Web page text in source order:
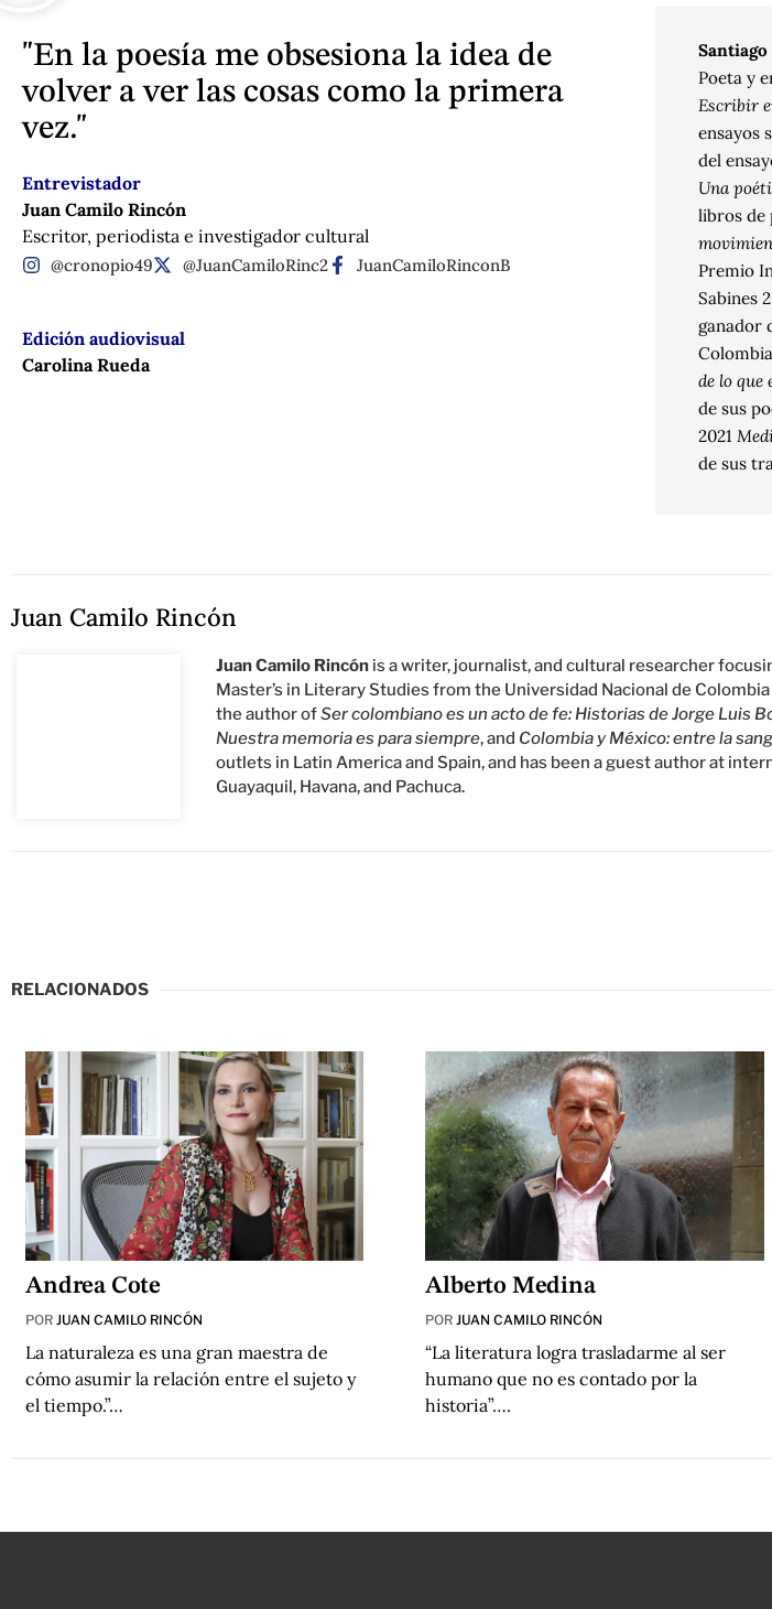
"En la poesía me obsesiona la idea de
volver a ver las cosas como la primera
vez."
Entrevistador
Juan Camilo Rincón
Escritor, periodista e investigador cultural
@cronopio49 @JuanCamiloRinc2 JuanCamiloRinconB
Edición audiovisual
Carolina Rueda
Santiago
Poeta y
Escribir
ensayos
del
Una
libros de
Premio
Sabines
ganador
de lo que
de sus
2021
de sus
Juan Camilo Rincón
Juan Camilo Rincón is a writer, journalist, and cultural researcher
Master’s in Literary Studies from the Universidad Nacional de
the author ofSer colombiano es un acto de fe: Historias de Jorge Luis
Nuestra memoria es para siempre, and Colombia y México: entre la
outlets in Latin America and Spain, and has been a guest author at
Guayaquil, Havana, and Pachuca.
RELACIONADOS
Andrea Cote
PORJUAN CAMILO RINCÓN
La naturaleza es una gran maestra de
cómo asumir la relación entre el sujeto y
el tiempo.”…
Alberto Medina
PORJUAN CAMILO RINCÓN
“La literatura logra trasladarme al ser
humano que no es contado por la
historia”….